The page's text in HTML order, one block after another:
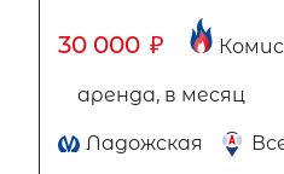
30 000 ₽
аренда, в месяц
Ладожская